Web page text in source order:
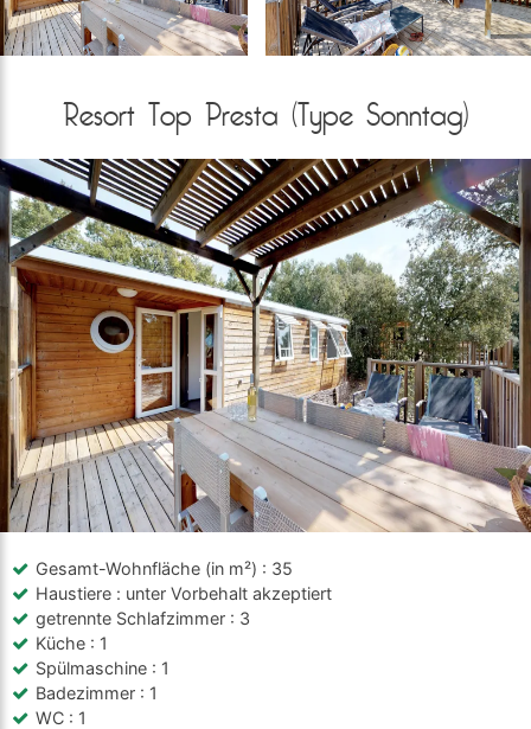
Resort Top Presta (Type Sonntag)
Gesamt-Wohnfläche (in m²) : 35
Haustiere : unter Vorbehalt akzeptiert
getrennte Schlafzimmer : 3
Küche : 1
Spülmaschine : 1
Badezimmer : 1
WC : 1